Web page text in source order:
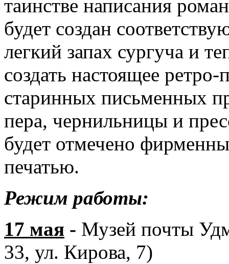
таинстве написания
будет создан
легкий запах сургуча и
создать настоящее
старинных письменных
пера, чернильницы и
будет отмечено
печатью.
Режим работы:
17 мая - Музей почты
33, ул. Кирова, 7)